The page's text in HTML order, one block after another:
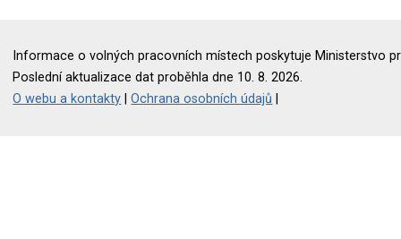
Informace o volných pracovních místech poskytuje Ministerstvo
Poslední aktualizace dat proběhla dne 10. 8. 2026.
O webu a kontakty |Ochrana osobních údajů